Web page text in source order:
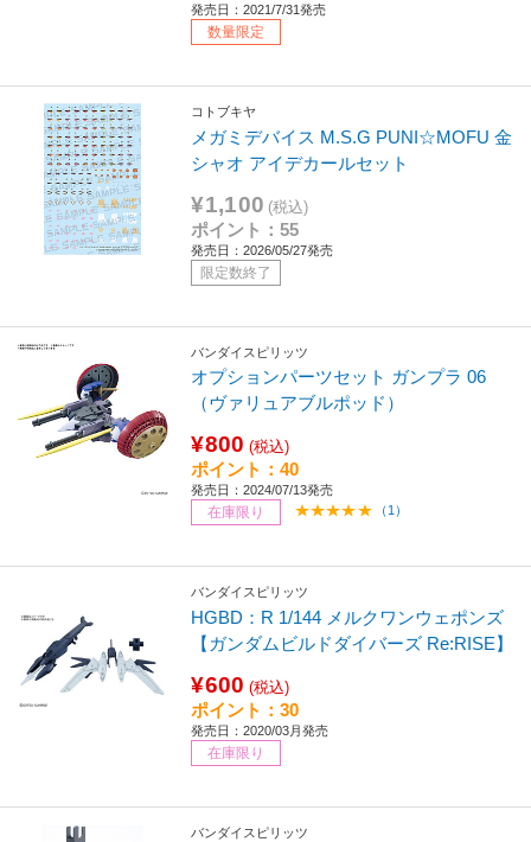
発売日：2021/7/31発売
数量限定
コトブキヤ
メガミデバイス M.S.G PUNI☆MOFU 金
シャオ アイデカールセット
¥1,100 (税込)
ポイント：55
発売日：2026/05/27発売
限定数終了
バンダイスピリッツ
オプションパーツセット ガンプラ 06
（ヴァリュアブルポッド）
¥800 (税込)
ポイント：40
発売日：2024/07/13発売
在庫限り （1）
バンダイスピリッツ
HGBD：R 1/144 メルクワンウェポンズ
【ガンダムビルドダイバーズ Re:RISE】
¥600 (税込)
ポイント：30
発売日：2020/03月発売
在庫限り
バンダイスピリッツ